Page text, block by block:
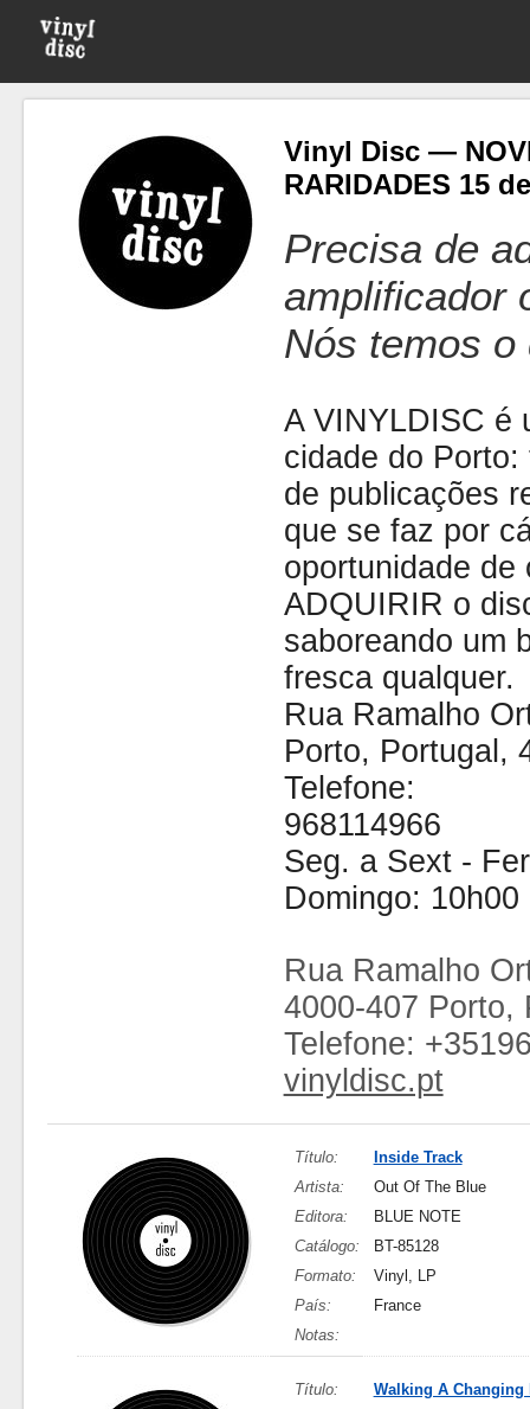
Vinyl Disc —
RARIDADES 15
Precisa de
amplificador
Nós temos o
A VINYLDISC é
cidade do
de publicações
que se faz por
oportunidade de
ADQUIRIR o
saboreando um
fresca qualquer.
Rua Ramalho
Porto, Portugal,
Telefone:
968114966
Seg. a Sext -
Domingo: 10h00
Rua Ramalho
4000-407 Porto,
Telefone:
vinyldisc.pt
Título:
Inside Track
Artista:
Out Of The Blue
Editora:
BLUE NOTE
Catálogo:
BT-85128
Formato:
Vinyl, LP
País:
France
Notas:
Título:
Walking A Changing